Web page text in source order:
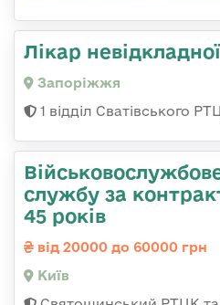
Лікар
Запоріжжя
1 відділ Сватівського
службу за
45 років
від 20000 до 60000 грн
Київ